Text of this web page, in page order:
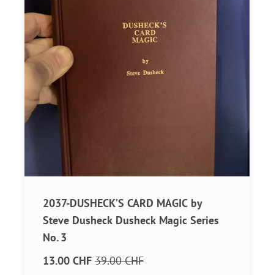
2037-DUSHECK’S CARD MAGIC by
Steve Dusheck Dusheck Magic Series
No. 3
13.00 CHF 39.00 CHF